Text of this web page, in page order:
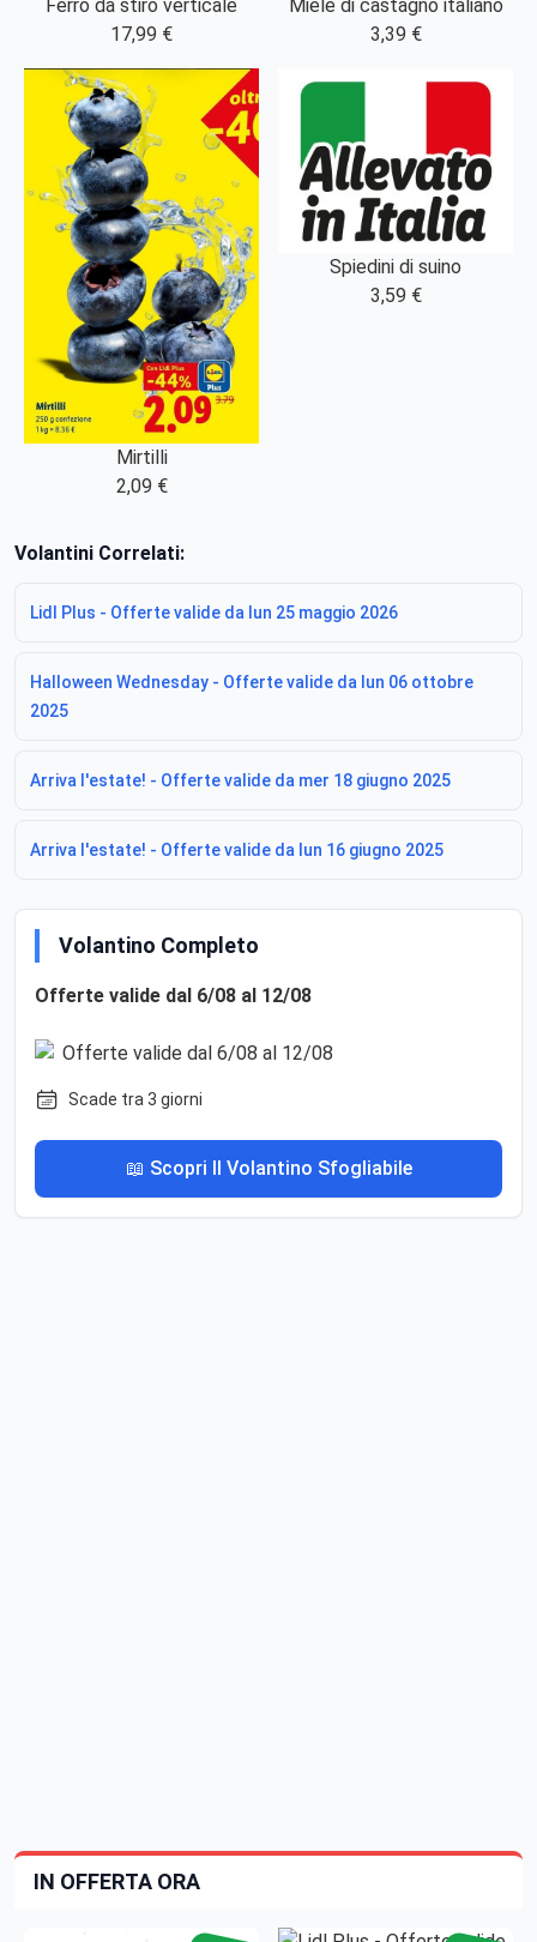
Ferro da stiro verticale
17,99 €
Miele di castagno italiano
3,39 €
Mirtilli
2,09 €
Spiedini di suino
3,59 €
Volantini Correlati:
Lidl Plus - Offerte valide da lun 25 maggio 2026
Halloween Wednesday - Offerte valide da lun 06 ottobre
2025
Arriva l'estate! - Offerte valide da mer 18 giugno 2025
Arriva l'estate! - Offerte valide da lun 16 giugno 2025
Volantino Completo
Offerte valide dal 6/08 al 12/08
Scade tra 3 giorni
📖 Scopri Il Volantino Sfogliabile
IN OFFERTA ORA